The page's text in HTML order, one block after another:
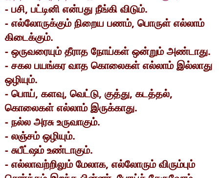
- பசி, பட்டினி என்பது நீங்கி விடும்.
- எல்லோருக்கும் நிறைய பணம், பொருள் எல்லாம்
கிடைக்கும்.
- ஒருவரையும் தீராத நோய்கள் ஒன்றும் அண்டாது.
- சகல பயங்கர வாத கொலைகள் எல்லாம் இல்லாது
ஒழியும்.
- பொய், களவு, வெட்டு, குத்து, கடத்தல்,
கொலைகள் எல்லாம் இருக்காது.
- நல்ல அரசு உருவாகும்.
- லஞ்சம் ஒழியும்.
- சுபீட்ஷம் உண்டாகும்.
- எல்லாவற்றிலும் மேலாக, எல்லோரும் விரும்பும்